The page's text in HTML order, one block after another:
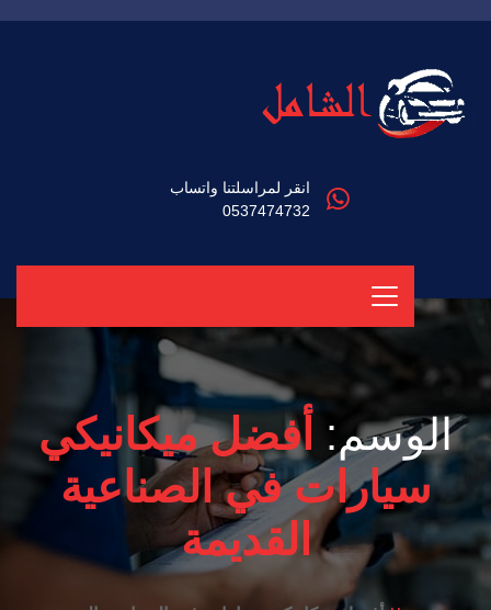
انقر لمراسلتنا واتساب
0537474732
الوسم: أفضل ميكانيكي
سيارات في الصناعية
القديمة